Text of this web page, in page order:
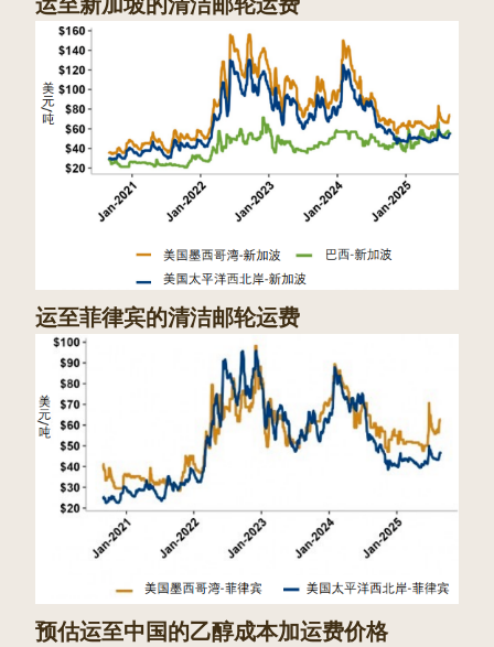
运至菲律宾的清洁邮轮运费
预估运至中国的乙醇成本加运费价格